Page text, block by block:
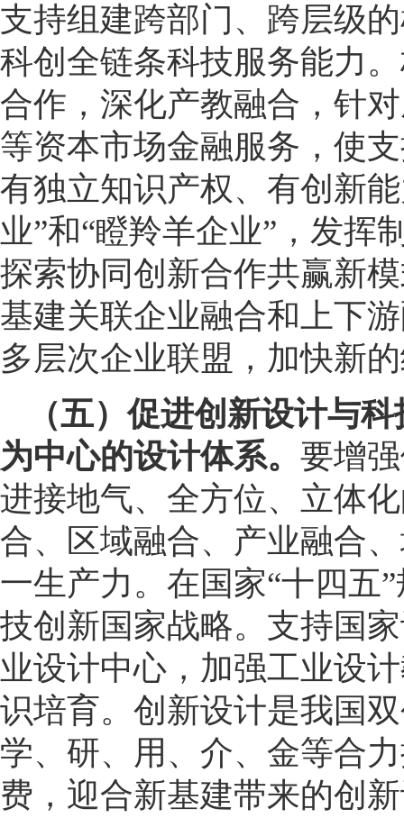
支持组建跨部门、跨层级
科创全链条科技服务能力
合作，深化产教融合，针
等资本市场金融服务，使
有独立知识产权、有创新
业”和“瞪羚羊企业”，发挥
探索协同创新合作共赢新
基建关联企业融合和上下
多层次企业联盟，加快新
（五）促进创新设计与
为中心的设计体系。 要增
进接地气、全方位、立体
合、区域融合、产业融合
一生产力。在国家“十四五
技创新国家战略。支持国
业设计中心，加强工业设
识培育。创新设计是我国
学、研、用、介、金等合
费，迎合新基建带来的创